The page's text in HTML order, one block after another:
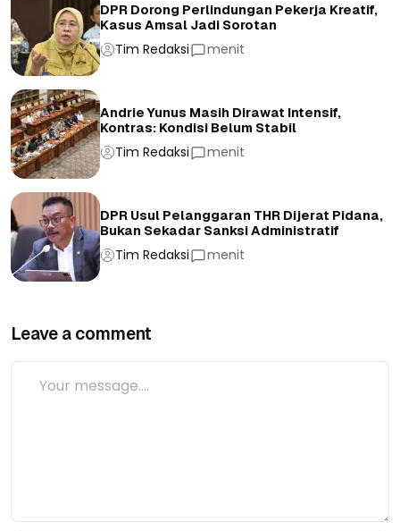
DPR Dorong Perlindungan Pekerja Kreatif,
Kasus Amsal Jadi Sorotan
Tim Redaksi menit
Andrie Yunus Masih Dirawat Intensif,
Kontras: Kondisi Belum Stabil
Tim Redaksi menit
DPR Usul Pelanggaran THR Dijerat Pidana,
Bukan Sekadar Sanksi Administratif
Tim Redaksi menit
Leave a comment